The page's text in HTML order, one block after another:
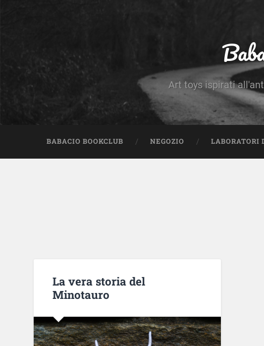
Art toys ispirati
BABACIO BOOKCLUB NEGOZIO LABORATORI
La vera storia del
Minotauro